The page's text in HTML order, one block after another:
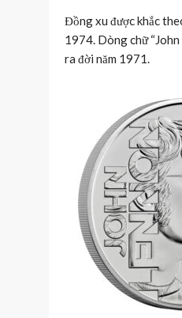
Đồng xu được khắc
1974. Dòng chữ
ra đời năm 1971.